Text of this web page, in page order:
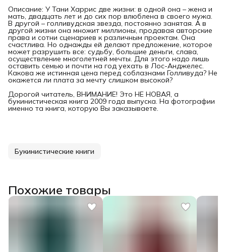
Описание: У Тани Харрис две жизни: в одной она – жена и
мать, двадцать лет и до сих пор влюблена в своего мужа.
В другой – голливудская звезда, постоянно занятая. А в
другой жизни она множит миллионы, продавая авторские
права и сотни сценариев к различным проектам. Она
счастлива. Но однажды ей делают предложение, которое
может разрушить все: судьбу, большие деньги, слава,
осуществление многолетней мечты. Для этого надо лишь
оставить семью и почти на год уехать в Лос-Анджелес.
Какова же истинная цена перед соблазнами Голливуда? Не
окажется ли плата за мечту слишком высокой?
Дорогой читатель, ВНИМАНИЕ! Это НЕ НОВАЯ, а
букинистическая книга 2009 года выпуска. На фотографии
именно та книга, которую Вы заказываете.
Букинистические книги
Похожие товары